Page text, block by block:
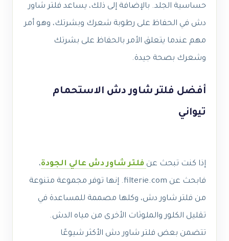
حساسية الجلد. بالإضافة إلى ذلك، يساعد فلتر شاور
دش في الحفاظ على رطوبة شعرك وبشرتك، وهو أمر
مهم عندما يتعلق الأمر بالحفاظ على بشرتك
وشعرك بصحة جيدة.
أفضل فلتر شاور دش الاستحمام
تيواني
إذا كنت تبحث عن فلتر شاور دش عالي الجودة،
فابحث عن filterie.com. إنها توفر مجموعة متنوعة
من فلتر شاور دش، وكلها مصممة للمساعدة في
تقليل الكلور والملوثات الأخرى من مياه الدش.
تتضمن بعض فلتر شاور دش الأكثر شيوعًا